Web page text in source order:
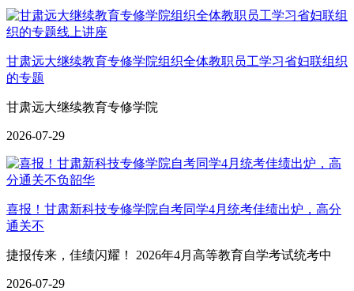
甘肃远大继续教育专修学院组织全体教职员工学习省妇联组织
的专题
甘肃远大继续教育专修学院
2026-07-29
喜报！甘肃新科技专修学院自考同学4月统考佳绩出炉，高分
通关不
捷报传来，佳绩闪耀！ 2026年4月高等教育自学考试统考中
2026-07-29